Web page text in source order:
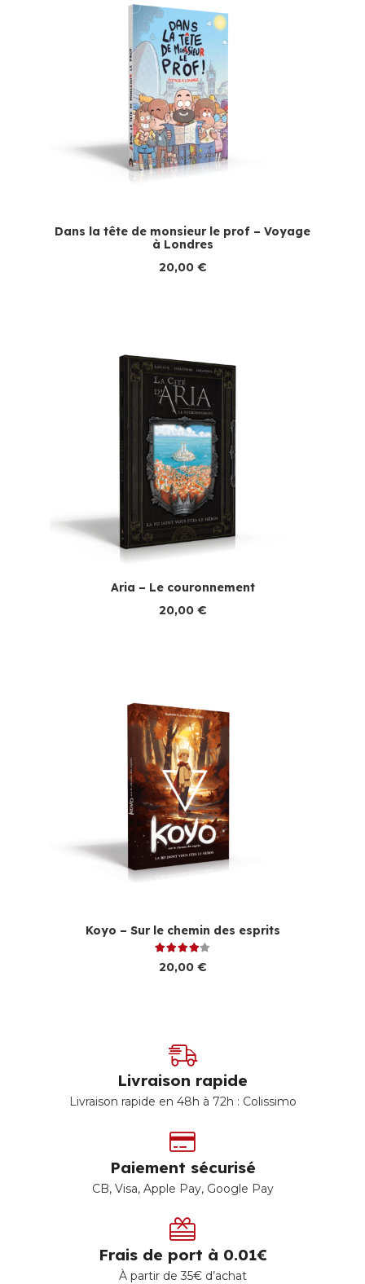
Dans la tête de monsieur le prof – Voyage
à Londres
20,00 €
Aria – Le couronnement
20,00 €
Koyo – Sur le chemin des esprits
20,00 €
Livraison rapide
Livraison rapide en 48h à 72h : Colissimo
Paiement sécurisé
CB, Visa, Apple Pay, Google Pay
Frais de port à 0.01€
À partir de 35€ d’achat